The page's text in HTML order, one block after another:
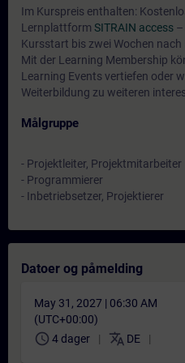
Im Kurspreis enthalten:
Lernplattform SITRAIN access –
Kursstart bis zwei Wochen nach
Mit der Learning Membership
Learning Events vertiefen oder
Weiterbildung zu weiteren
Målgruppe
- Projektleiter, Projektmitarbeiter
- Programmierer
- Inbetriebsetzer, Projektierer
Datoer og påmelding
May 31, 2027 | 06:30 AM
(UTC+00:00)
schedule 4 dager translate DE